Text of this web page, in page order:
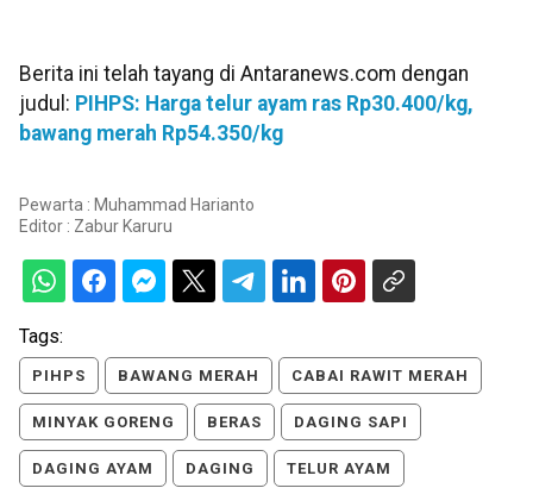
Berita ini telah tayang di Antaranews.com dengan
judul: PIHPS: Harga telur ayam ras Rp30.400/kg,
bawang merah Rp54.350/kg
Pewarta : Muhammad Harianto
Editor : Zabur Karuru
Tags:
PIHPS BAWANG MERAH CABAI RAWIT MERAH
MINYAK GORENG BERAS DAGING SAPI
DAGING AYAM DAGING TELUR AYAM